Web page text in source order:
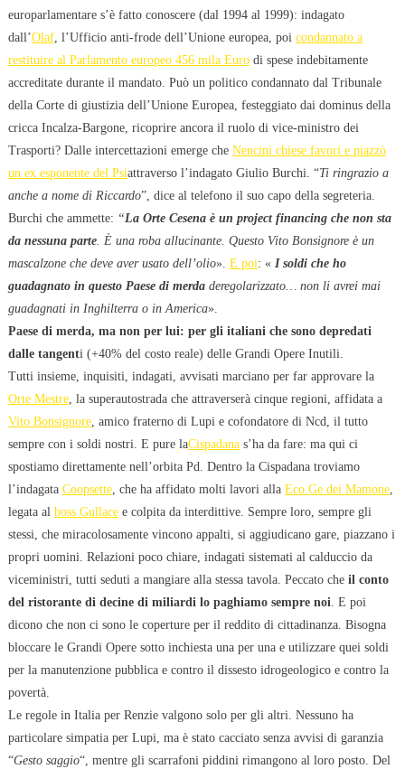
europarlamentare s’è fatto conoscere (dal 1994 al 1999): indagato
dall’Olaf, l’Ufficio anti-frode dell’Unione europea, poi condannato a
restituire al Parlamento europeo 456 mila Eurodi spese indebitamente
accreditate durante il mandato. Può un politico condannato dal Tribunale
della Corte di giustizia dell’Unione Europea, festeggiato dai dominus della
cricca Incalza-Bargone, ricoprire ancora il ruolo di vice-ministro dei
Trasporti? Dalle intercettazioni emerge che Nencini chiese favori e piazzò
un ex esponente del Psiattraverso l’indagato Giulio Burchi. “Ti ringrazio a
anche a nome di Riccardo”, dice al telefono il suo capo della segreteria.
Burchi che ammette: “La Orte Cesena è un project financing che non sta
da nessuna parte. È una roba allucinante. Questo Vito Bonsignore è un
mascalzone che deve aver usato dell’olio». E poi: « I soldi che ho
guadagnato in questo Paese di merdaderegolarizzato… non li avrei mai
guadagnati in Inghilterra o in America».
Paese di merda, ma non per lui: per gli italiani che sono depredati
dalle tangenti (+40% del costo reale) delle Grandi Opere Inutili.
Tutti insieme, inquisiti, indagati, avvisati marciano per far approvare la
Orte Mestre, la superautostrada che attraverserà cinque regioni, affidata a
Vito Bonsignore, amico fraterno di Lupi e cofondatore di Ncd, il tutto
sempre con i soldi nostri. E pure laCispadanas’ha da fare: ma qui ci
spostiamo direttamente nell’orbita Pd. Dentro la Cispadana troviamo
l’indagata Coopsette, che ha affidato molti lavori alla Eco.Ge dei Mamone,
legata al boss Gullacee colpita da interdittive. Sempre loro, sempre gli
stessi, che miracolosamente vincono appalti, si aggiudicano gare, piazzano i
propri uomini. Relazioni poco chiare, indagati sistemati al calduccio da
viceministri, tutti seduti a mangiare alla stessa tavola. Peccato che il conto
del ristorante di decine di miliardi lo paghiamo sempre noi . E poi
dicono che non ci sono le coperture per il reddito di cittadinanza. Bisogna
bloccare le Grandi Opere sotto inchiesta una per una e utilizzare quei soldi
per la manutenzione pubblica e contro il dissesto idrogeologico e contro la
povertà.
Le regole in Italia per Renzie valgono solo per gli altri. Nessuno ha
particolare simpatia per Lupi, ma è stato cacciato senza avvisi di garanzia
“Gesto saggio“, mentre gli scarrafoni piddini rimangono al loro posto. Del